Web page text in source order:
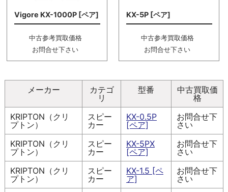
Vigore KX-1000P [ペア]
中古参考買取価格
お問合せ下さい
KX-5P [ペア]
中古参考買取価格
お問合せ下さい
メーカー
カテゴ
リ
型番
中古買取価
格
KRIPTON（クリ
プトン）
スピー
カー
KX-0.5P
[ペア]
お問合せ下
さい
KRIPTON（クリ
プトン）
スピー
カー
KX-5PX
[ペア]
お問合せ下
さい
KRIPTON（クリ
プトン）
スピー
カー
KX-1.5 [ペ
ア]
お問合せ下
さい